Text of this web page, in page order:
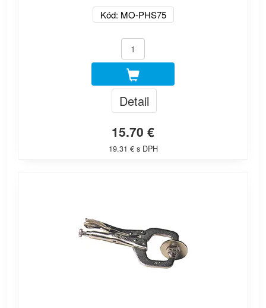
Kód: MO-PHS75
Detail
15.70 €
19.31 € s DPH